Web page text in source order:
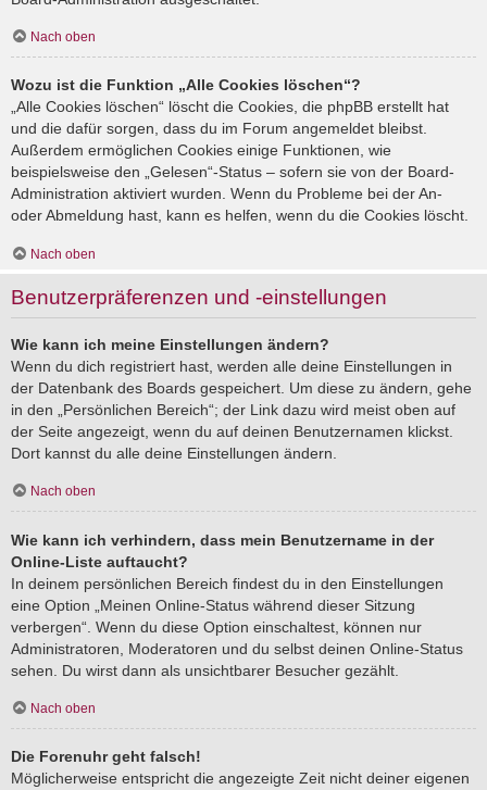
Nach oben
Wozu ist die Funktion „Alle Cookies löschen“?
„Alle Cookies löschen“ löscht die Cookies, die phpBB erstellt hat
und die dafür sorgen, dass du im Forum angemeldet bleibst.
Außerdem ermöglichen Cookies einige Funktionen, wie
beispielsweise den „Gelesen“-Status – sofern sie von der Board-
Administration aktiviert wurden. Wenn du Probleme bei der An-
oder Abmeldung hast, kann es helfen, wenn du die Cookies löscht.
Nach oben
Benutzerpräferenzen und -einstellungen
Wie kann ich meine Einstellungen ändern?
Wenn du dich registriert hast, werden alle deine Einstellungen in
der Datenbank des Boards gespeichert. Um diese zu ändern, gehe
in den „Persönlichen Bereich“; der Link dazu wird meist oben auf
der Seite angezeigt, wenn du auf deinen Benutzernamen klickst.
Dort kannst du alle deine Einstellungen ändern.
Nach oben
Wie kann ich verhindern, dass mein Benutzername in der
Online-Liste auftaucht?
In deinem persönlichen Bereich findest du in den Einstellungen
eine Option „Meinen Online-Status während dieser Sitzung
verbergen“. Wenn du diese Option einschaltest, können nur
Administratoren, Moderatoren und du selbst deinen Online-Status
sehen. Du wirst dann als unsichtbarer Besucher gezählt.
Nach oben
Die Forenuhr geht falsch!
Möglicherweise entspricht die angezeigte Zeit nicht deiner eigenen